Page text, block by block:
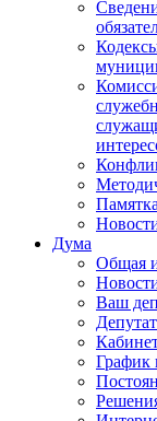
Дума
Общая
Ваш
График